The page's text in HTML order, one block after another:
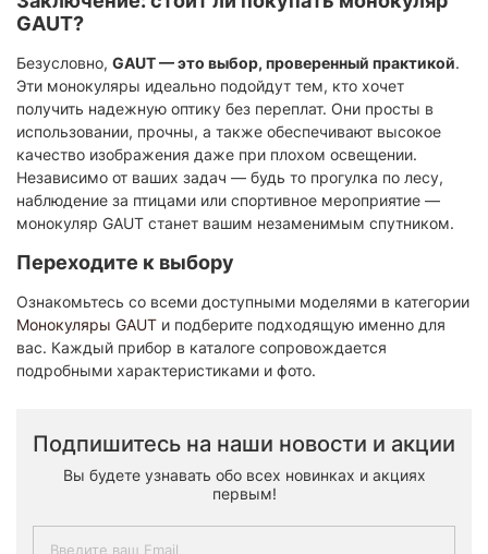
GAUT?
Безусловно, GAUT — это выбор, проверенный практикой.
Эти монокуляры идеально подойдут тем, кто хочет
получить надежную оптику без переплат. Они просты в
использовании, прочны, а также обеспечивают высокое
качество изображения даже при плохом освещении.
Независимо от ваших задач — будь то прогулка по лесу,
наблюдение за птицами или спортивное мероприятие —
монокуляр GAUT станет вашим незаменимым спутником.
Переходите к выбору
Ознакомьтесь со всеми доступными моделями в категории
Монокуляры GAUT и подберите подходящую именно для
вас. Каждый прибор в каталоге сопровождается
подробными характеристиками и фото.
Подпишитесь на наши новости и акции
Вы будете узнавать обо всех новинках и акциях
первым!